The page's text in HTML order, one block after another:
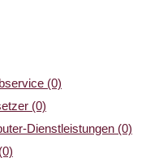
(0)
(0)
Dienstleistungen (0)
(0)